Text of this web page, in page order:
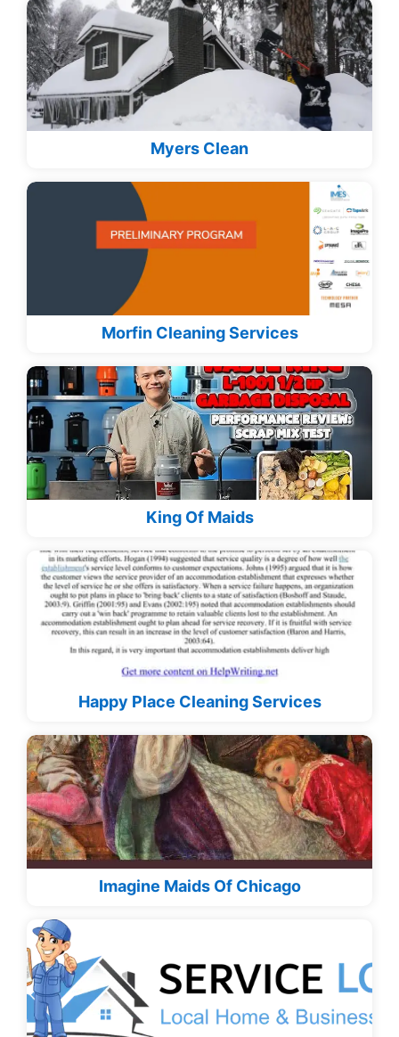
Myers Clean
Morfin Cleaning Services
King Of Maids
Happy Place Cleaning Services
Imagine Maids Of Chicago